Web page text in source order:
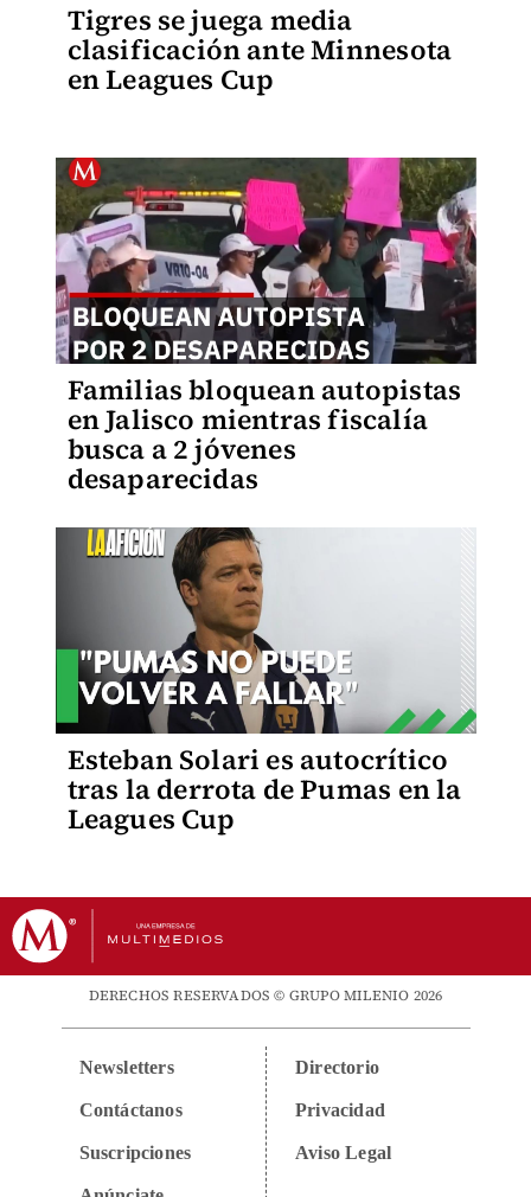
Tigres se juega media
clasificación ante Minnesota
en Leagues Cup
Familias bloquean autopistas
en Jalisco mientras fiscalía
busca a 2 jóvenes
desaparecidas
Esteban Solari es autocrítico
tras la derrota de Pumas en la
Leagues Cup
DERECHOS RESERVADOS © GRUPO MILENIO 2026
Newsletters
Contáctanos
Suscripciones
Directorio
Privacidad
Aviso Legal